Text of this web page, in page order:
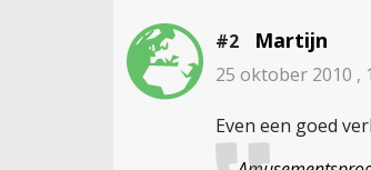
#2 Martijn
25 oktober 2010 ,
Even een goed